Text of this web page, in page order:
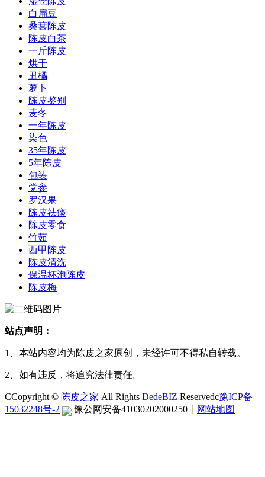
白扁豆
桑葚陈皮
陈皮白茶
一斤陈皮
烘干
丑橘
萝卜
陈皮鉴别
麦冬
一年陈皮
染色
35年陈皮
5年陈皮
包装
党参
罗汉果
陈皮祛痰
陈皮零食
竹茹
西甲陈皮
陈皮清洗
保温杯泡陈皮
陈皮梅
站点声明：
1、本站内容均为陈皮之家原创，未经许可不得私自转载。
2、如有违反，将追究法律责任。
CCopyright © 陈皮之家 All Rights DedeBIZ Reservedc豫ICP备
15032248号-2
豫公网安备41030202000250 网站地图